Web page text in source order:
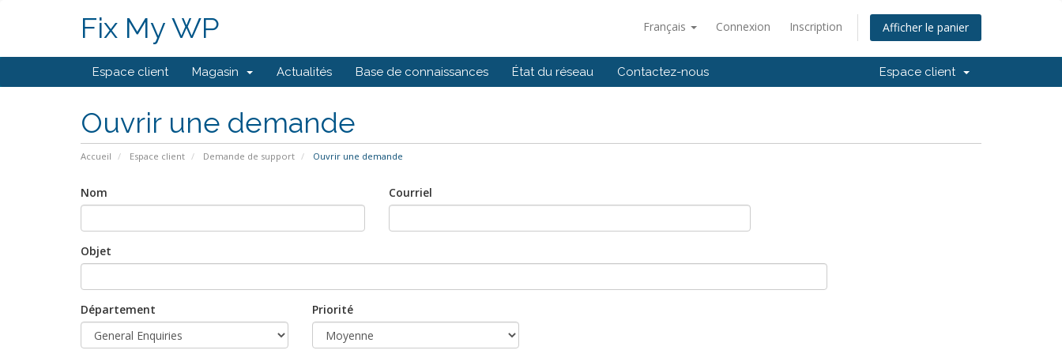
Français Connexion Inscription Afficher le panier
Fix My WP
Espace client Magasin Actualités Base de connaissances État du réseau Contactez-nous Espace client
Ouvrir une demande
Accueil Espace client Demande de support Ouvrir une demande
Nom Courriel
Objet
Département Priorité